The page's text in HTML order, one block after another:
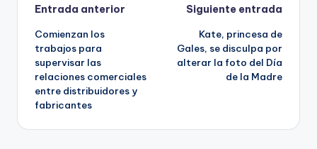
Navegación
de
entradas
Entrada anterior
Comienzan los
trabajos para
supervisar las
relaciones comerciales
entre distribuidores y
fabricantes
Siguiente entrada
Kate, princesa de
Gales, se disculpa por
alterar la foto del Día
de la Madre